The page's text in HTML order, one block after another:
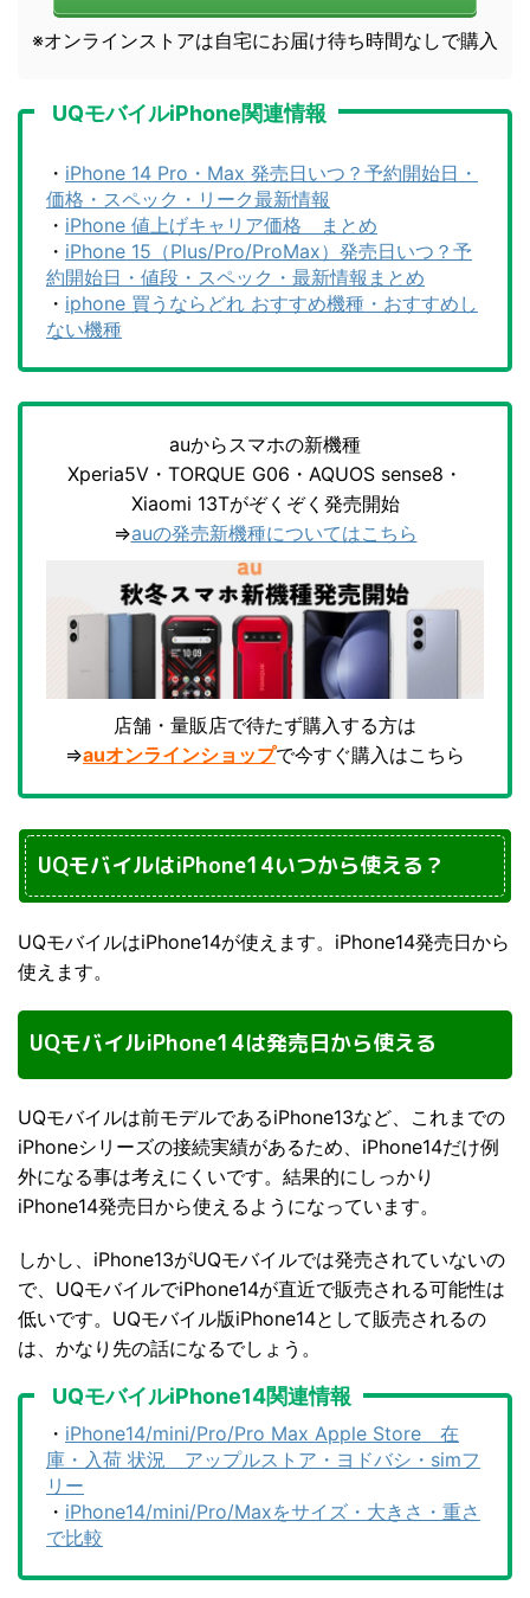
※オンラインストアは自宅にお届け待ち時間なしで購入
UQモバイルiPhone関連情報
・ iPhone 14 Pro・Max 発売日いつ？予約開始日・
価格・スペック・リーク最新情報
・ iPhone 値上げキャリア価格 まとめ
・ iPhone 15（Plus/Pro/ProMax）発売日いつ？予
約開始日・値段・スペック・最新情報まとめ
・ iphone 買うならどれ おすすめ機種・おすすめし
ない機種
auからスマホの新機種
Xperia5V・TORQUE G06・AQUOS sense8・
Xiaomi 13Tがぞくぞく発売開始
⇒auの発売新機種についてはこちら
店舗・量販店で待たず購入する方は
⇒auオンラインショップで今すぐ購入はこちら
UQモバイルはiPhone14いつから使える？
UQモバイルはiPhone14が使えます。iPhone14発売日から
使えます。
UQモバイルiPhone14は発売日から使える
UQモバイルは前モデルであるiPhone13など、これまでの
iPhoneシリーズの接続実績があるため、iPhone14だけ例
外になる事は考えにくいです。結果的にしっかり
iPhone14発売日から使えるようになっています。
しかし、iPhone13がUQモバイルでは発売されていないの
で、UQモバイルでiPhone14が直近で販売される可能性は
低いです。UQモバイル版iPhone14として販売されるの
は、かなり先の話になるでしょう。
UQモバイルiPhone14関連情報
・ iPhone14/mini/Pro/Pro Max Apple Store 在
庫・入荷 状況 アップルストア・ヨドバシ・simフ
リー
・ iPhone14/mini/Pro/Maxをサイズ・大きさ・重さ
で比較